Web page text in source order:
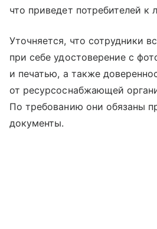
что приведет потребителей
Уточняется, что сотрудники
при себе удостоверение с
и печатью, а также
от ресурсоснабжающей
По требованию они обязаны
документы.